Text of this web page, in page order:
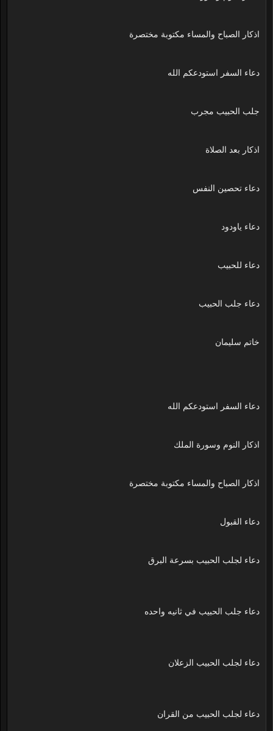
اذكار الصباح والمساء مكتوبة مختصرة
دعاء السفر استودعكم الله
جلب الحبيب مجرب
اذكار بعد الصلاة
دعاء تحصين النفس
دعاء ياودود
دعاء للحبيب
دعاء جلب الحبيب
خاتم سليمان
دعاء السفر استودعكم الله
اذكار النوم وسورة الملك
اذكار الصباح والمساء مكتوبة مختصرة
دعاء القبول
دعاء لجلب الحبيب بسرعة البرق
دعاء جلب الحبيب في ثانيه واحده
دعاء لجلب الحبيب الزعلان
دعاء لجلب الحبيب من القران